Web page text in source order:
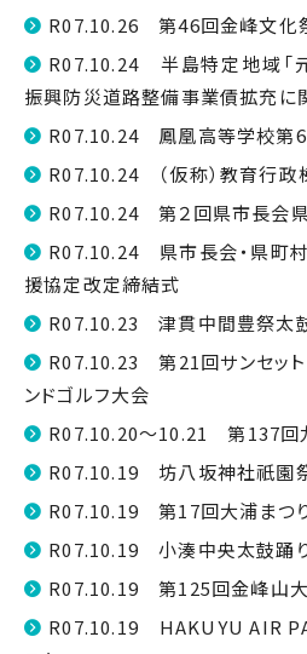
R07.10.26 第46回金峰文化
R07.10.24 半島特定地域「
振興防災道路整備事業債拡充に
R07.10.24 鳳凰高等学校第
R07.10.24 （仮称）教育行政
R07.10.24 第２回県市長会
R07.10.24 県市長会・県町
援協定改定締結式
R07.10.23 津貫中間豊祭太
R07.10.23 第21回サンセット
ンドゴルフ大会
R07.10.20～10.21 第137回
R07.10.19 坊八坂神社祇園祭
R07.10.19 第17回大浦まつ
R07.10.19 小湊中央太鼓踊
R07.10.19 第125回金峰山
R07.10.19 HAKUYU AIR